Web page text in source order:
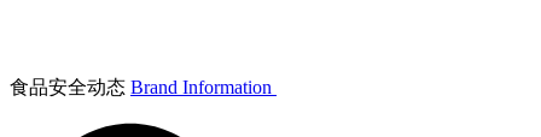
食品安全动态 Brand Information